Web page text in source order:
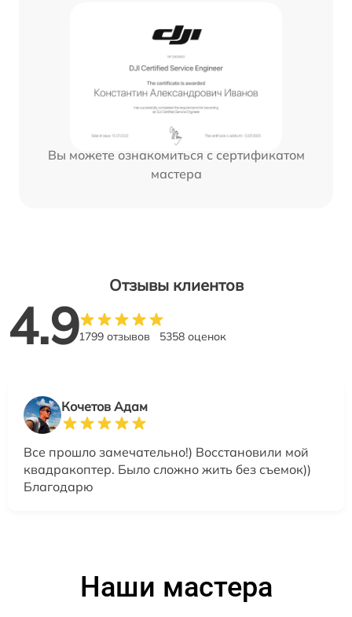
Вы можете ознакомиться с сертификатом
мастера
Отзывы клиентов
4.91799 отзывов 5358 оценок
Кочетов Адам
Все прошло замечательно!) Восстановили мой
квадракоптер. Было сложно жить без съемок))
Благодарю
Наши мастера